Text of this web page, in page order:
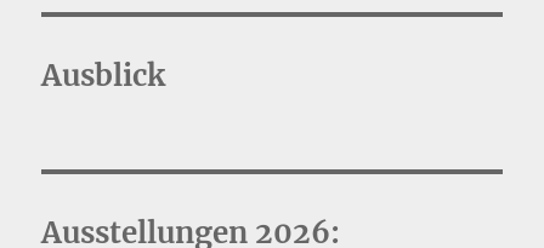
Ausblick
Ausstellungen 2026: